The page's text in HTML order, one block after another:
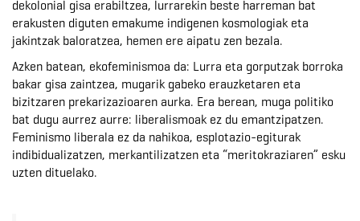
dekolonial gisa erabiltzea, lurrarekin beste harreman bat
erakusten diguten emakume indigenen kosmologiak eta
jakintzak baloratzea, hemen ere aipatu zen bezala.
Azken batean, ekofeminismoa da: Lurra eta gorputzak borroka
bakar gisa zaintzea, mugarik gabeko erauzketaren eta
bizitzaren prekarizazioaren aurka. Era berean, muga politiko
bat dugu aurrez aurre: liberalismoak ez du emantzipatzen.
Feminismo liberala ez da nahikoa, esplotazio-egiturak
indibidualizatzen, merkantilizatzen eta “meritokraziaren” esku
uzten dituelako.